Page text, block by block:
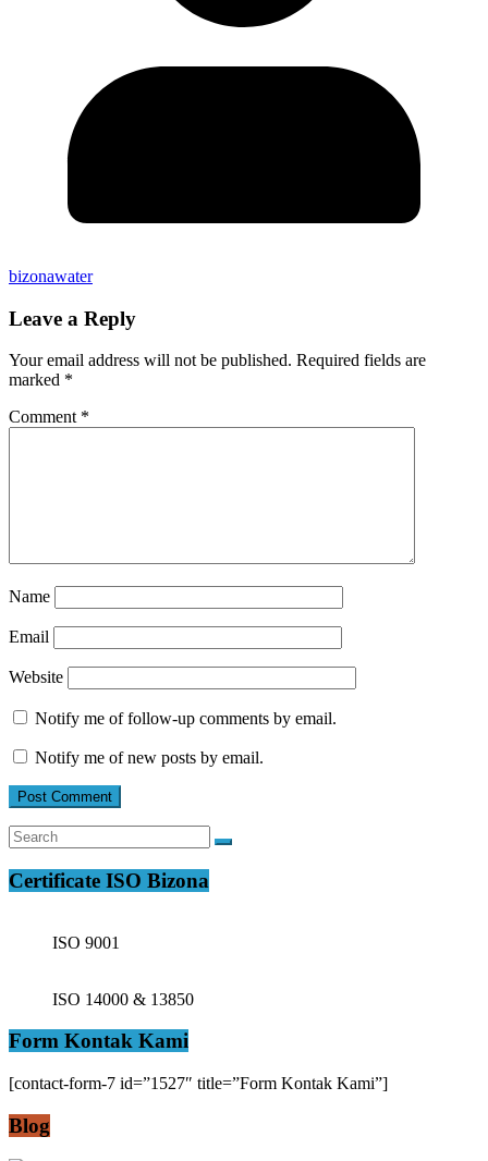
bizonawater
Leave a Reply
Your email address will not be published. Required fields are
marked *
Comment *
Name
Email
Website
Notify me of follow-up comments by email.
Notify me of new posts by email.
Certificate ISO Bizona
ISO 9001
ISO 14000 & 13850
Form Kontak Kami
[contact-form-7 id=”1527″ title=”Form Kontak Kami”]
Blog